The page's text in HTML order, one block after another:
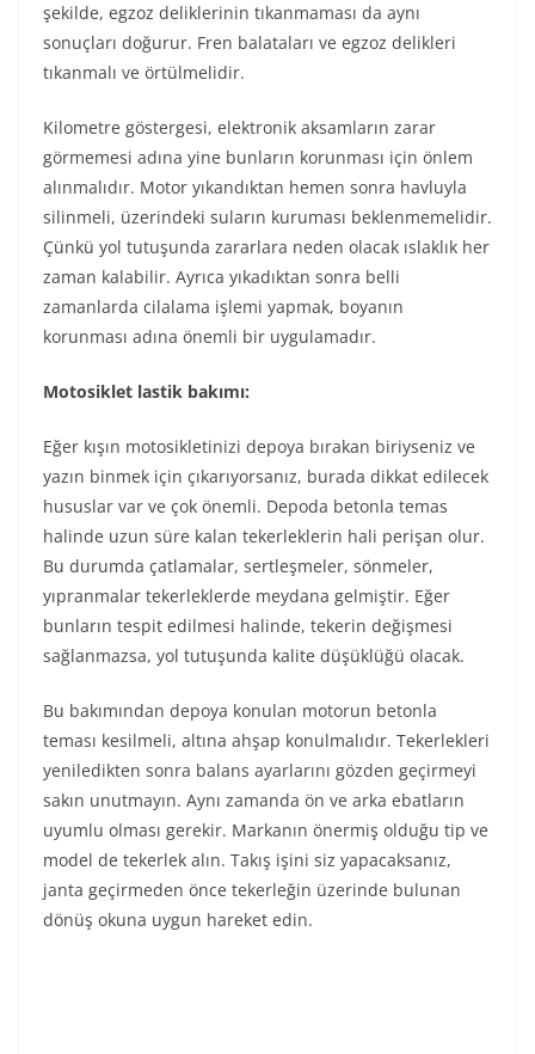
şekilde, egzoz deliklerinin tıkanmaması da aynı
sonuçları doğurur. Fren balataları ve egzoz delikleri
tıkanmalı ve örtülmelidir.
Kilometre göstergesi, elektronik aksamların zarar
görmemesi adına yine bunların korunması için önlem
alınmalıdır. Motor yıkandıktan hemen sonra havluyla
silinmeli, üzerindeki suların kuruması beklenmemelidir.
Çünkü yol tutuşunda zararlara neden olacak ıslaklık her
zaman kalabilir. Ayrıca yıkadıktan sonra belli
zamanlarda cilalama işlemi yapmak, boyanın
korunması adına önemli bir uygulamadır.
Motosiklet lastik bakımı:
Eğer kışın motosikletinizi depoya bırakan biriyseniz ve
yazın binmek için çıkarıyorsanız, burada dikkat edilecek
hususlar var ve çok önemli. Depoda betonla temas
halinde uzun süre kalan tekerleklerin hali perişan olur.
Bu durumda çatlamalar, sertleşmeler, sönmeler,
yıpranmalar tekerleklerde meydana gelmiştir. Eğer
bunların tespit edilmesi halinde, tekerin değişmesi
sağlanmazsa, yol tutuşunda kalite düşüklüğü olacak.
Bu bakımından depoya konulan motorun betonla
teması kesilmeli, altına ahşap konulmalıdır. Tekerlekleri
yeniledikten sonra balans ayarlarını gözden geçirmeyi
sakın unutmayın. Aynı zamanda ön ve arka ebatların
uyumlu olması gerekir. Markanın önermiş olduğu tip ve
model de tekerlek alın. Takış işini siz yapacaksanız,
janta geçirmeden önce tekerleğin üzerinde bulunan
dönüş okuna uygun hareket edin.